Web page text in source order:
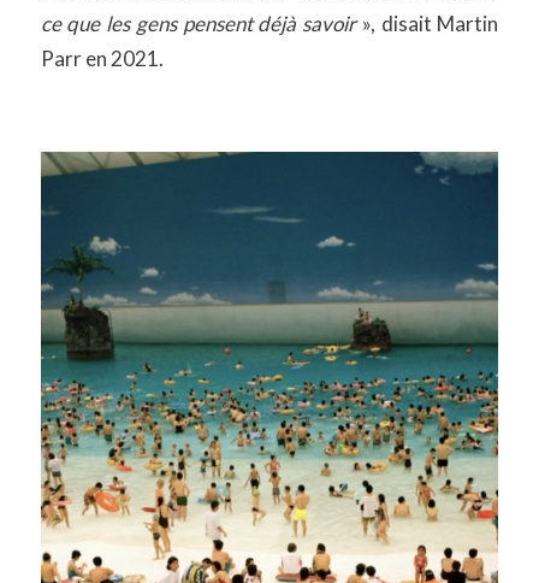
ce que les gens pensent déjà savoir», disait Martin
Parr en 2021.